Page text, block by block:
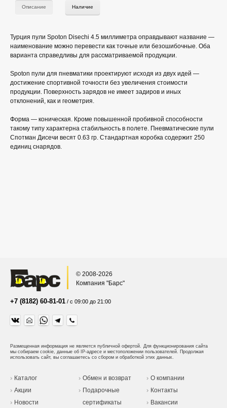
Описание Наличие
Турция пули Spoton Disechi 4.5 миллиметра оправдывают название —
наименование можно перевести как точные или безошибочные. Оба
варианта справедливы для рассматриваемой продукции.
Spoton пули для пневматики проектируют исходя из двух идей —
достижение спортивной точности без увеличения стоимости
продукции. Поверхность зарядов не имеет задиров и иных
отклонений, как и геометрия.
Форма — коническая. Кроме повышенной пробивной способности
такому типу характерна стабильность в полете. Пневматические пули
Спотман Дисечи весят 0.63 гр. Стандартная коробка содержит 250
единиц снарядов.
© 2008-2026
Компания "Барс"
+7 (8182) 60-81-01 / с 09:00 до 21:00
Размещенная информация не является публичной офертой. Для функционирования сайта
мы собираем cookie, данные об IP-адресе и местоположении пользователей. Продолжая
использовать сайт, вы соглашаетесь со сбором и обработкой этих данных.
Каталог
Акции
Новости
Обмен и возврат
Подарочные
сертификаты
О компании
Контакты
Вакансии